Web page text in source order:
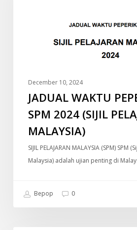
December 10, 2024
JADUAL WAKTU
SPM 2024 (SIJIL
MALAYSIA)
SIJIL PELAJARAN MALAYSIA (SPM) SPM
Malaysia) adalah ujian penting di
Bepop 0